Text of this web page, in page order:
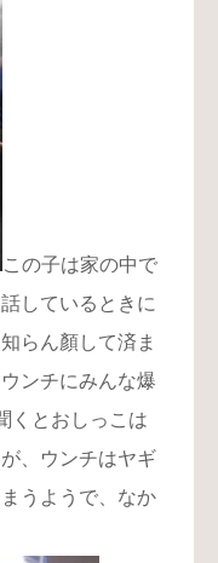
この子は家の中で
しているときに
らん顏して済ま
ンチにみんな爆
くとおしっこは
、ウンチはヤギ
うようで、なか